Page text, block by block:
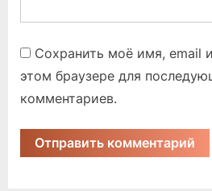
Сохранить моё имя, email
этом браузере для
комментариев.